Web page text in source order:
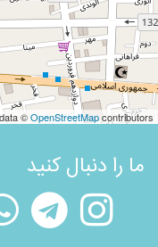
©OpenStreetMapcontributors
ما را دنبال کنید